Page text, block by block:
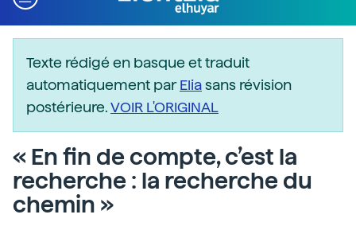
Texte rédigé en basque et traduit
automatiquement parEliasans révision
postérieure.VOIR L'ORIGINAL
« En fin de compte, c’est la
recherche : la recherche du
chemin »